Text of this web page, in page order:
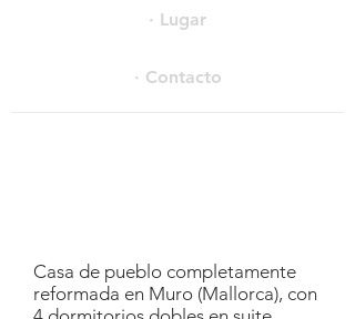
· Lugar
· Contacto
Casa de pueblo completamente
reformada en Muro (Mallorca), con